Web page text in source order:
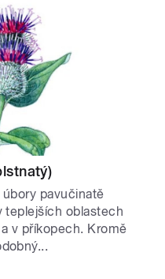
pavučinatě
teplejších oblastech
v příkopech. Kromě